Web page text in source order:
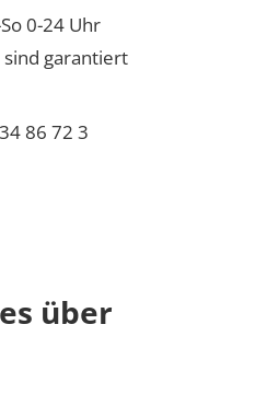
0-24 Uhr
garantiert
86 72 3
über